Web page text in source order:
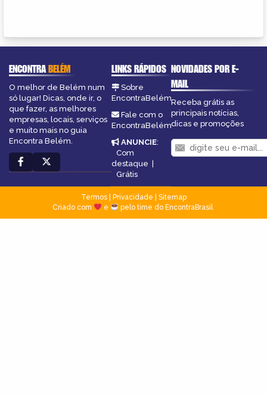
ENCONTRABELÉM
O melhor de Belém num
só lugar! Dicas, onde ir, o
que fazer, as melhores
empresas, locais, serviços
e muito mais no guia
Encontra Belém.
LINKS RÁPIDOS
Sobre
EncontraBelém
Fale com o
EncontraBelém
ANUNCIE:
Com
destaque |
Grátis
NOVIDADES POR E-
MAIL
Receba grátis as
principais notícias,
dicas e promoções
Termos| Privacidade
Sitemap
Criado com
e pelo time do EncontraBrasil